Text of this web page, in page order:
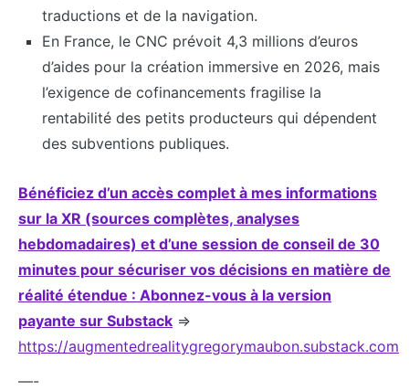
traductions et de la navigation.
En France, le CNC prévoit 4,3 millions d’euros
d’aides pour la création immersive en 2026, mais
l’exigence de cofinancements fragilise la
rentabilité des petits producteurs qui dépendent
des subventions publiques.
Bénéficiez d’un accès complet à mes informations
sur la XR (sources complètes, analyses
hebdomadaires) et d’une session de conseil de 30
minutes pour sécuriser vos décisions en matière de
réalité étendue : Abonnez-vous à la version
payante sur Substack =>
https://augmentedrealitygregorymaubon.substack.com
—-